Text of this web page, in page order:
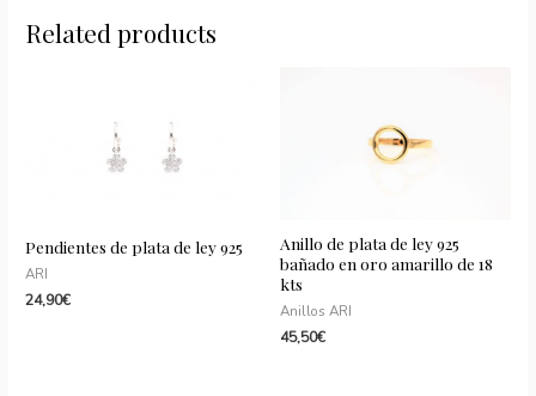
de
18
kts
Related products
Pendientes de plata de ley 925
ARI
24,90€
Anillo de plata de ley 925
bañado en oro amarillo de 18
kts
Anillos ARI
45,50€